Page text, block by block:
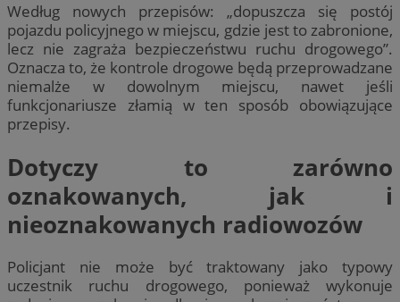
Według nowych przepisów: „dopuszcza się postój
pojazdu policyjnego w miejscu, gdzie jest to zabronione,
lecz nie zagraża bezpieczeństwu ruchu drogowego”.
Oznacza to, że kontrole drogowe będą przeprowadzane
niemalże w dowolnym miejscu, nawet jeśli
funkcjonariusze złamią w ten sposób obowiązujące
przepisy.
Dotyczy to zarówno
oznakowanych, jak i
nieoznakowanych radiowozów
Policjant nie może być traktowany jako typowy
uczestnik ruchu drogowego, ponieważ wykonuje